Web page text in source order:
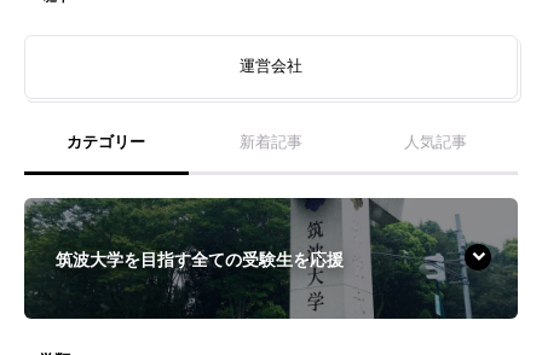
運営会社
カテゴリー 新着記事 人気記事
筑波大学を目指す全ての受験生を応援